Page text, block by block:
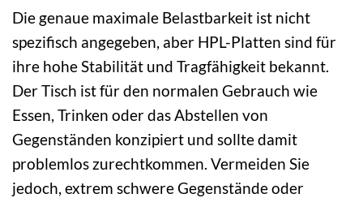
Die genaue maximale Belastbarkeit ist nicht
spezifisch angegeben, aber HPL-Platten sind für
ihre hohe Stabilität und Tragfähigkeit bekannt.
Der Tisch ist für den normalen Gebrauch wie
Essen, Trinken oder das Abstellen von
Gegenständen konzipiert und sollte damit
problemlos zurechtkommen. Vermeiden Sie
jedoch, extrem schwere Gegenstände oder